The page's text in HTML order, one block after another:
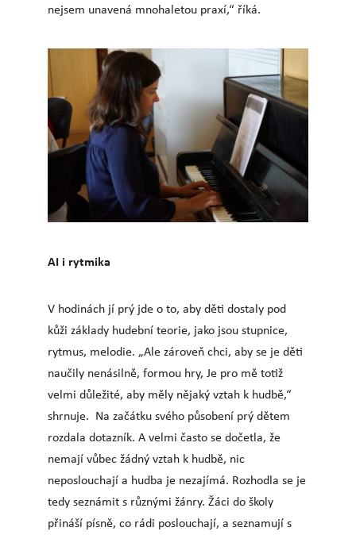
nejsem unavená mnohaletou praxí,“ říká.
AI i rytmika
V hodinách jí prý jde o to, aby děti dostaly pod
kůži základy hudební teorie, jako jsou stupnice,
rytmus, melodie. „Ale zároveň chci, aby se je děti
naučily nenásilně, formou hry, Je pro mě totiž
velmi důležité, aby měly nějaký vztah k hudbě,“
shrnuje. Na začátku svého působení prý dětem
rozdala dotazník. A velmi často se dočetla, že
nemají vůbec žádný vztah k hudbě, nic
neposlouchají a hudba je nezajímá. Rozhodla se je
tedy seznámit s různými žánry. Žáci do školy
přináší písně, co rádi poslouchají, a seznamují s